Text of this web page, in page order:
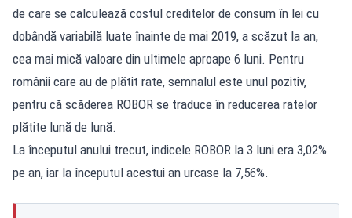
de care se calculează costul creditelor de consum în lei cu
dobândă variabilă luate înainte de mai 2019, a scăzut la an,
cea mai mică valoare din ultimele aproape 6 luni. Pentru
românii care au de plătit rate, semnalul este unul pozitiv,
pentru că scăderea ROBOR se traduce în reducerea ratelor
plătite lună de lună.
La începutul anului trecut, indicele ROBOR la 3 luni era 3,02%
pe an, iar la începutul acestui an urcase la 7,56%.